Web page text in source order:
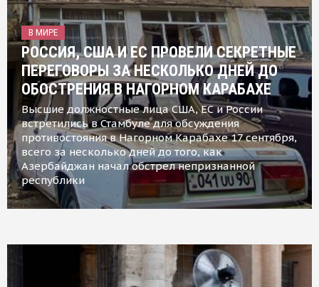
В МИРЕ
РОССИЯ, США И ЕС ПРОВЕЛИ СЕКРЕТНЫЕ
ПЕРЕГОВОРЫ ЗА НЕСКОЛЬКО ДНЕЙ ДО
ОБОСТРЕНИЯ В НАГОРНОМ КАРАБАХЕ
Высшие должностные лица США, ЕС и России
встретились в Стамбуле для обсуждения
противостояния в Нагорном Карабахе 17 сентября,
всего за несколько дней до того, как
Азербайджан начал обстрел непризнанной
республики